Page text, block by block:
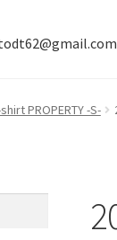
PROPERTY -S-